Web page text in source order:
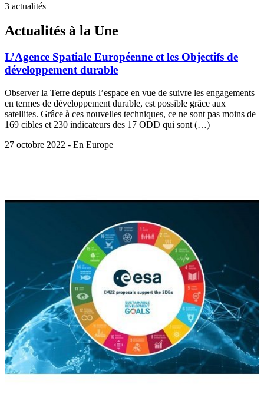
3 actualités
Actualités à la Une
L’Agence Spatiale Européenne et les Objectifs de
développement durable
Observer la Terre depuis l’espace en vue de suivre les engagements
en termes de développement durable, est possible grâce aux
satellites. Grâce à ces nouvelles techniques, ce ne sont pas moins de
169 cibles et 230 indicateurs des 17 ODD qui sont (…)
27 octobre 2022 - En Europe